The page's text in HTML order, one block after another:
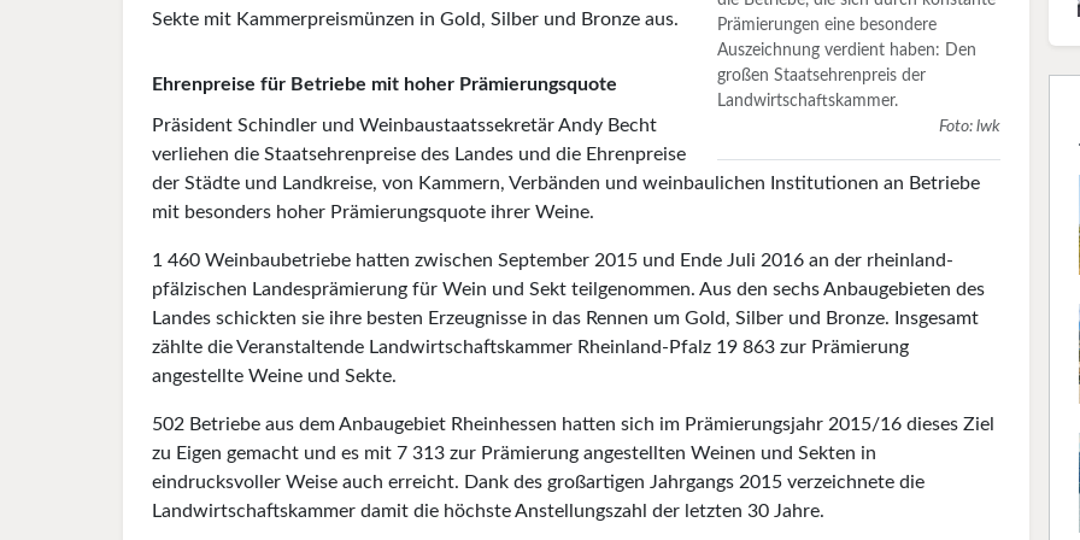
Prämierungen eine besondere
Auszeichnung verdient haben: Den
großen Staatsehrenpreis der
Landwirtschaftskammer.
Foto: lwk
Sekte mit Kammerpreismünzen in Gold, Silber und Bronze aus.
Ehrenpreise für Betriebe mit hoher Prämierungsquote
Präsident Schindler und Weinbaustaatssekretär Andy Becht
verliehen die Staatsehrenpreise des Landes und die Ehrenpreise
der Städte und Landkreise, von Kammern, Verbänden und weinbaulichen Institutionen an Betriebe
mit besonders hoher Prämierungsquote ihrer Weine.
1 460 Weinbaubetriebe hatten zwischen September 2015 und Ende Juli 2016 an der rheinland-
pfälzischen Landesprämierung für Wein und Sekt teilgenommen. Aus den sechs Anbaugebieten des
Landes schickten sie ihre besten Erzeugnisse in das Rennen um Gold, Silber und Bronze. Insgesamt
zählte die Veranstaltende Landwirtschaftskammer Rheinland-Pfalz 19 863 zur Prämierung
angestellte Weine und Sekte.
502 Betriebe aus dem Anbaugebiet Rheinhessen hatten sich im Prämierungsjahr 2015/16 dieses Ziel
zu Eigen gemacht und es mit 7 313 zur Prämierung angestellten Weinen und Sekten in
eindrucksvoller Weise auch erreicht. Dank des großartigen Jahrgangs 2015 verzeichnete die
Landwirtschaftskammer damit die höchste Anstellungszahl der letzten 30 Jahre.